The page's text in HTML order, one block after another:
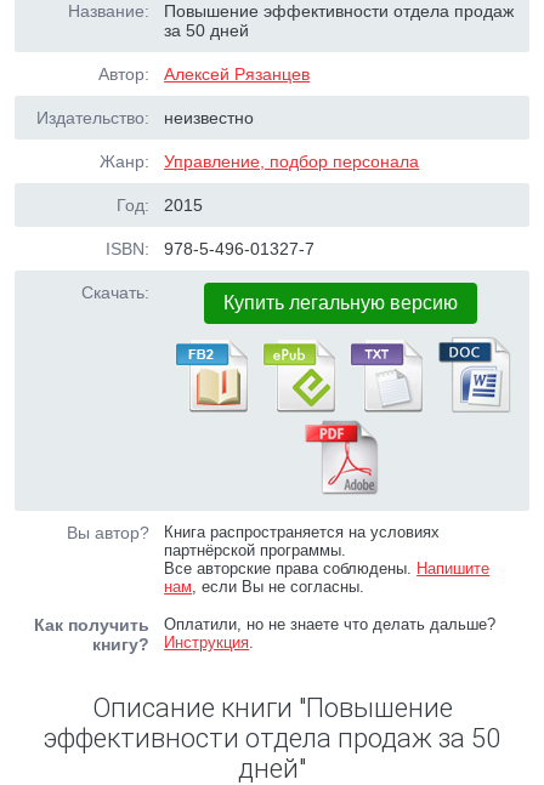
Название:
Повышение эффективности отдела продаж
за 50 дней
Автор: Алексей Рязанцев
Издательство: неизвестно
Жанр: Управление, подбор персонала
Год: 2015
ISBN: 978-5-496-01327-7
Скачать: Купить легальную версию
Вы автор?
Книга распространяется на условиях
партнёрской программы.
Все авторские права соблюдены. Напишите
нам, если Вы не согласны.
Как получить
книгу?
Оплатили, но не знаете что делать дальше?
Инструкция.
Описание книги "Повышение
эффективности отдела продаж за 50
дней"